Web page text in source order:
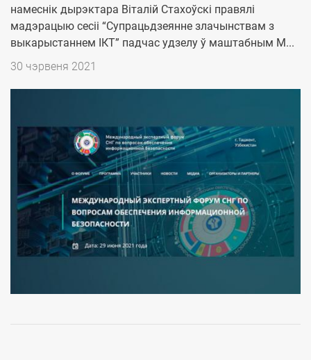
намеснік дырэктара Віталій Стахоўскі правялі
мадэрацыю сесіі “Супрацьдзеянне злачынствам з
выкарыстаннем ІКТ” падчас удзелу ў маштабным М...
Дата
30 чэрвеня 2021